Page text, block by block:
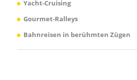
Yacht-Cruising
Gourmet-Ralleys
Bahnreisen in berühmten Zügen